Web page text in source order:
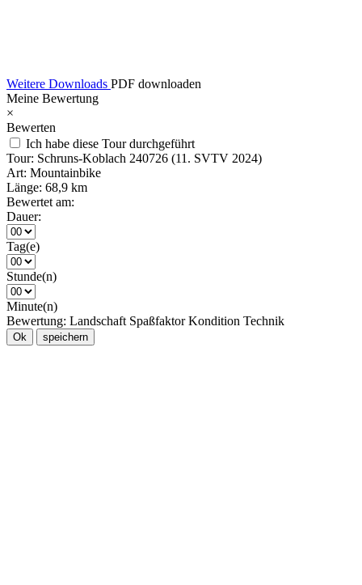
Weitere Downloads PDF downloaden
Meine Bewertung
×
Bewerten
Ich habe diese Tour durchgeführt
Tour: Schruns-Koblach 240726 (11. SVTV 2024)
Art: Mountainbike
Länge: 68,9 km
Bewertet am:
Dauer:
Tag(e)
Stunde(n)
Minute(n)
Bewertung: Landschaft Spaßfaktor Kondition Technik
Ok speichern